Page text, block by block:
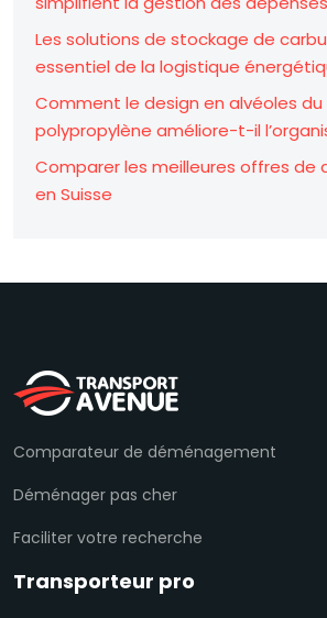
Les solutions de stockage de
essentiel de la logistique
Comment le design en alvéoles
polypropylène améliore-t-il
Comparer les meilleures offres de
en Suisse
Comparateur de déménagement
Déménager pas cher
Faciliter votre recherche
Transporteur pro